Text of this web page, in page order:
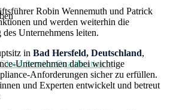
Cloud Service Qualification >
Robin Wennemuth und Patrick
und werden weiterhin die
Unternehmens leiten.
in Bad Hersfeld, Deutschland,
Unternehmen dabei wichtige
Anforderungen sicher zu erfüllen.
und Experten entwickelt und betreut